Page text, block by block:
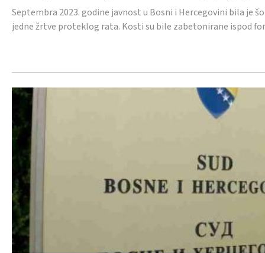
Septembra 2023. godine javnost u Bosni i Hercegovini bila je
jedne žrtve proteklog rata. Kosti su bile zabetonirane ispod